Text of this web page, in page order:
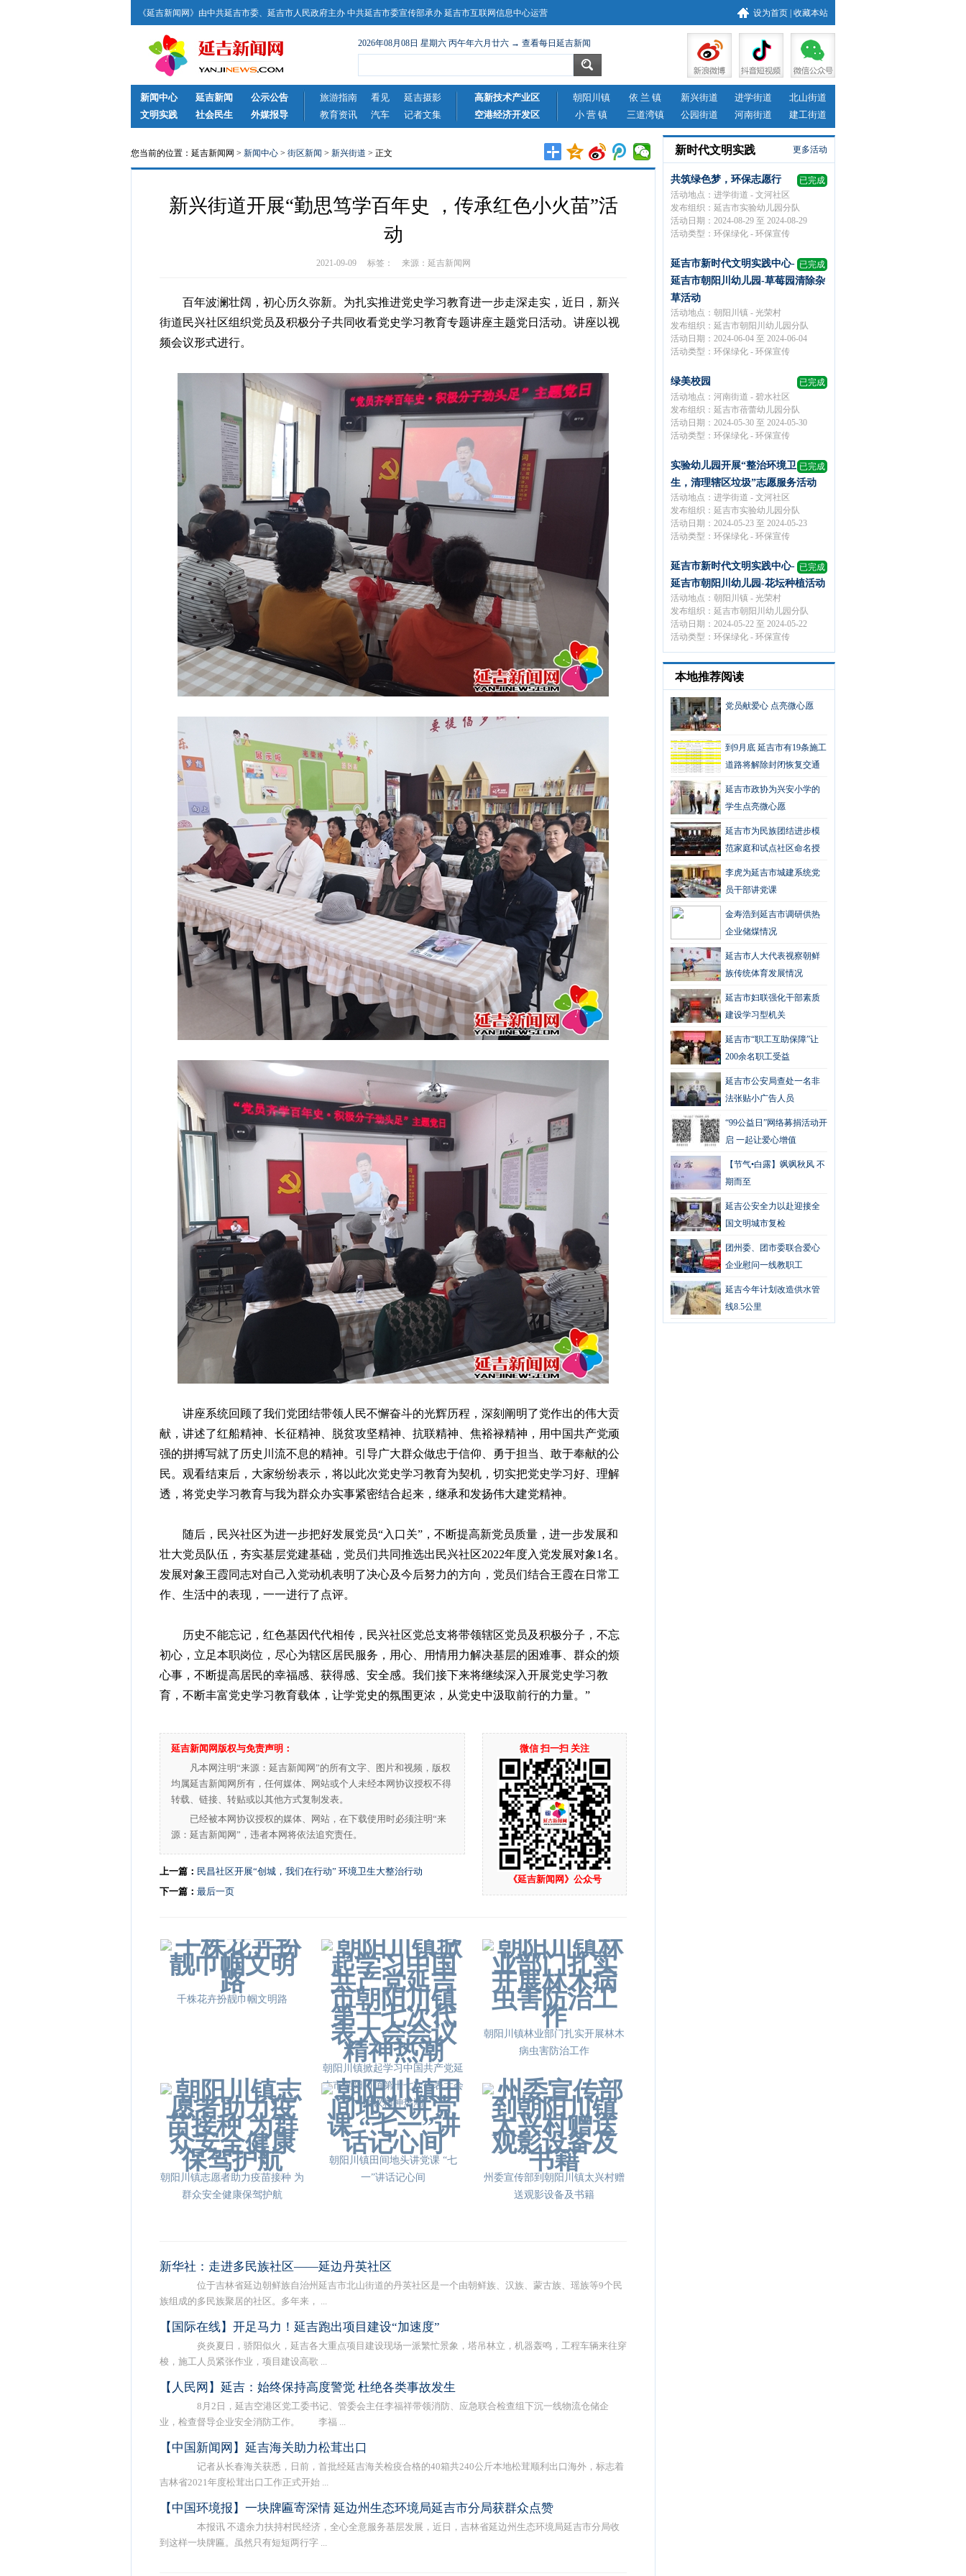
设为首页 收藏本站
《延吉新闻网》由中共延吉市委、延吉市人民政府主办 中共延吉市委宣传部承办 延吉市互联网信息中心运营
2026年08月08日 星期六 丙午年六月廿六 → 查看每日延吉新闻
新闻中心 延吉新闻 公示公告 旅游指南 看见 延吉摄影 高新技术产业区 朝阳川镇 依 兰 镇 新兴街道 进学街道
北山街道
文明实践
社会民生 外媒报导 教育资讯 汽车 记者文集 空港经济开发区 小 营 镇 三道湾镇 公园街道 河南街道 建工街道
您当前的位置：延吉新闻网 > 新闻中心 > 街区新闻 > 新兴街道 > 正文
新兴街道开展“勤思笃学百年史 ，传承红色小火苗”活
动
2021-09-09 标签： 来源： 延吉新闻网
百年波澜壮阔，初心历久弥新。为扎实推进党史学习教育进一步走深走实，近日，新兴
街道民兴社区组织党员及积极分子共同收看党史学习教育专题讲座主题党日活动。讲座以视
频会议形式进行。
讲座系统回顾了我们党团结带领人民不懈奋斗的光辉历程，深刻阐明了党作出的伟大贡
献，讲述了红船精神、长征精神、脱贫攻坚精神、抗联精神、焦裕禄精神，用中国共产党顽
强的拼搏写就了历史川流不息的精神。引导广大群众做忠于信仰、勇于担当、敢于奉献的公
民。观看结束后，大家纷纷表示，将以此次党史学习教育为契机，切实把党史学习好、理解
透，将党史学习教育与我为群众办实事紧密结合起来，继承和发扬伟大建党精神。
随后，民兴社区为进一步把好发展党员“入口关”，不断提高新党员质量，进一步发展和
壮大党员队伍，夯实基层党建基础，党员们共同推选出民兴社区2022年度入党发展对象1名。
发展对象王霞同志对自己入党动机表明了决心及今后努力的方向，党员们结合王霞在日常工
作、生活中的表现，一一进行了点评。
历史不能忘记，红色基因代代相传，民兴社区党总支将带领辖区党员及积极分子，不忘
初心，立足本职岗位，尽心为辖区居民服务，用心、用情用力解决基层的困难事、群众的烦
心事，不断提高居民的幸福感、获得感、安全感。我们接下来将继续深入开展党史学习教
育，不断丰富党史学习教育载体，让学党史的氛围更浓，从党史中汲取前行的力量。”
微信 扫一扫 关注
《延吉新闻网》公众号
延吉新闻网版权与免责声明：
凡本网注明“来源：延吉新闻网”的所有文字、图片和视频，版权
均属延吉新闻网所有，任何媒体、网站或个人未经本网协议授权不得
转载、链接、转贴或以其他方式复制发表。
已经被本网协议授权的媒体、网站，在下载使用时必须注明“来
源：延吉新闻网”，违者本网将依法追究责任。
上一篇： 民昌社区开展“创城，我们在行动” 环境卫生大整治行动
下一篇： 最后一页
千株花卉扮靓巾帼文明路
朝阳川镇掀起学习中国共产党延
吉市朝阳川镇第十七次代表大会
会议精神热潮
朝阳川镇林业部门扎实开展林木
病虫害防治工作
朝阳川镇志愿者助力疫苗接种 为
群众安全健康保驾护航
朝阳川镇田间地头讲党课 “七
一”讲话记心间
州委宣传部到朝阳川镇太兴村赠
送观影设备及书籍
新华社：走进多民族社区——延边丹英社区
位于吉林省延边朝鲜族自治州延吉市北山街道的丹英社区是一个由朝鲜族、汉族、蒙古族、瑶族等9个民
族组成的多民族聚居的社区。多年来， ...
【国际在线】开足马力！延吉跑出项目建设“加速度”
炎炎夏日，骄阳似火，延吉各大重点项目建设现场一派繁忙景象，塔吊林立，机器轰鸣，工程车辆来往穿
梭，施工人员紧张作业，项目建设高歌 ...
【人民网】延吉：始终保持高度警觉 杜绝各类事故发生
8月2日，延吉空港区党工委书记、管委会主任李福祥带领消防、应急联合检查组下沉一线物流仓储企
业，检查督导企业安全消防工作。 李福 ...
【中国新闻网】延吉海关助力松茸出口
记者从长春海关获悉，日前，首批经延吉海关检疫合格的40箱共240公斤本地松茸顺利出口海外，标志着
吉林省2021年度松茸出口工作正式开始 ...
【中国环境报】一块牌匾寄深情 延边州生态环境局延吉市分局获群众点赞
本报讯 不遗余力扶持村民经济，全心全意服务基层发展，近日，吉林省延边州生态环境局延吉市分局收
到这样一块牌匾。虽然只有短短两行字 ...
更多活动
新时代文明实践
已完成
共筑绿色梦，环保志愿行
活动地点：进学街道 - 文河社区
发布组织：延吉市实验幼儿园分队
活动日期：2024-08-29 至 2024-08-29
活动类型：环保绿化 - 环保宣传
已完成
延吉市新时代文明实践中心-
延吉市朝阳川幼儿园-草莓园清除杂
草活动
活动地点：朝阳川镇 - 光荣村
发布组织：延吉市朝阳川幼儿园分队
活动日期：2024-06-04 至 2024-06-04
活动类型：环保绿化 - 环保宣传
已完成
绿美校园
活动地点：河南街道 - 碧水社区
发布组织：延吉市蓓蕾幼儿园分队
活动日期：2024-05-30 至 2024-05-30
活动类型：环保绿化 - 环保宣传
已完成
实验幼儿园开展“整治环境卫
生，清理辖区垃圾”志愿服务活动
活动地点：进学街道 - 文河社区
发布组织：延吉市实验幼儿园分队
活动日期：2024-05-23 至 2024-05-23
活动类型：环保绿化 - 环保宣传
已完成
延吉市新时代文明实践中心-
延吉市朝阳川幼儿园-花坛种植活动
活动地点：朝阳川镇 - 光荣村
发布组织：延吉市朝阳川幼儿园分队
活动日期：2024-05-22 至 2024-05-22
活动类型：环保绿化 - 环保宣传
本地推荐阅读
党员献爱心 点亮微心愿
到9月底 延吉市有19条施工
道路将解除封闭恢复交通
延吉市政协为兴安小学的
学生点亮微心愿
延吉市为民族团结进步模
范家庭和试点社区命名授
牌
李虎为延吉市城建系统党
员干部讲党课
金寿浩到延吉市调研供热
企业储煤情况
延吉市人大代表视察朝鲜
族传统体育发展情况
延吉市妇联强化干部素质
建设学习型机关
延吉市“职工互助保障”让
200余名职工受益
延吉市公安局查处一名非
法张贴小广告人员
“99公益日”网络募捐活动开
启 一起让爱心增值
【节气•白露】飒飒秋风 不
期而至
延吉公安全力以赴迎接全
国文明城市复检
团州委、团市委联合爱心
企业慰问一线教职工
延吉今年计划改造供水管
线8.5公里